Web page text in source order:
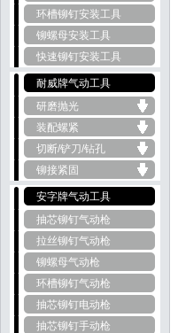
环槽铆钉安装工具
铆螺母安装工具
快速铆钉安装工具
耐威牌气动工具
研磨抛光
装配螺紧
切断/铲刀/钻孔
铆接紧固
安字牌气动工具
抽芯铆钉气动枪
拉丝铆钉气动枪
铆螺母气动枪
环槽铆钉气动枪
抽芯铆钉电动枪
抽芯铆钉手动枪